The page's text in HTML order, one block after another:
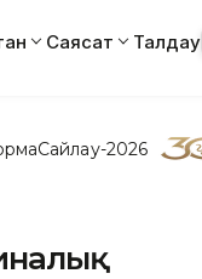
Саясат Талдау
Сайлау-2026